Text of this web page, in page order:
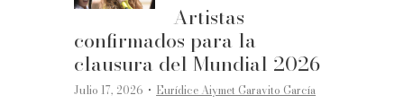
Artistas
confirmados para la
clausura del Mundial 2026
Julio 17, 2026 ·Eurídice Aiymet Garavito García